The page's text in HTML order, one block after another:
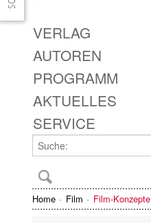
VERLAG
AUTOREN
PROGRAMM
AKTUELLES
SERVICE
Home Film Film-Konzepte